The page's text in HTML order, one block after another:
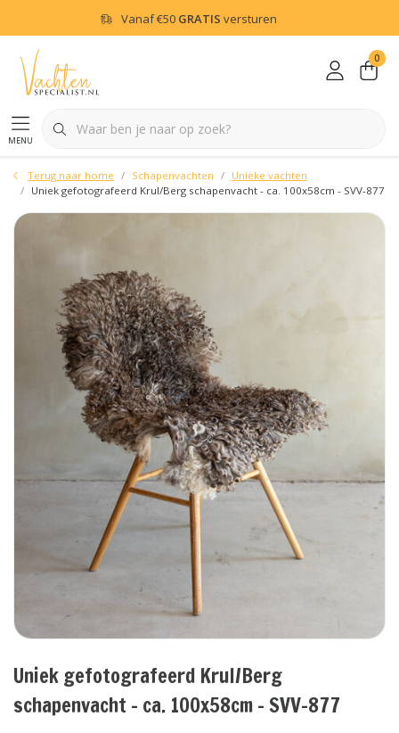
Vanaf€50 GRATIS versturen
menu
0
Terug naar home Schapenvachten
Unieke vachten
Uniek gefotografeerd Krul/Berg schapenvacht - ca. 100x58cm - SVV-877
Uniek gefotografeerd Krul/Berg
schapenvacht - ca. 100x58cm - SVV-877